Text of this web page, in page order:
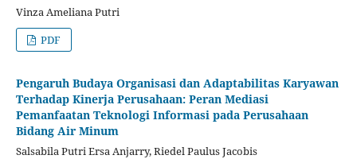
Vinza Ameliana Putri
PDF
Pengaruh Budaya Organisasi dan Adaptabilitas Karyawan
Terhadap Kinerja Perusahaan: Peran Mediasi
Pemanfaatan Teknologi Informasi pada Perusahaan
Bidang Air Minum
Salsabila Putri Ersa Anjarry, Riedel Paulus Jacobis